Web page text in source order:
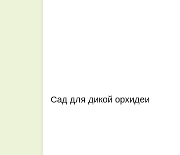
Сад для дикой орхидеи